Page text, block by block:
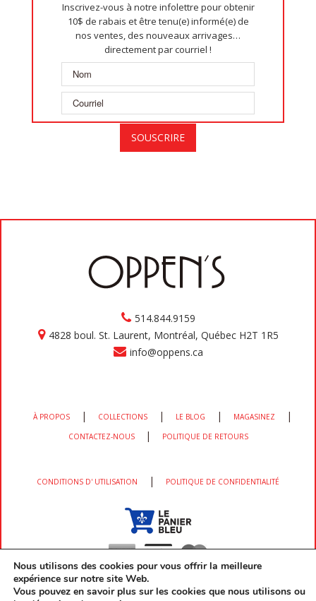
Inscrivez-vous à notre infolettre pour obtenir
10$ de rabais et être tenu(e) informé(e) de
nos ventes, des nouveaux arrivages…
directement par courriel !
514.844.9159
4828 boul. St. Laurent, Montréal, Québec H2T 1R5
info@oppens.ca
À PROPOS | COLLECTIONS | LE BLOG | MAGASINEZ |
CONTACTEZ-NOUS | POLITIQUE DE RETOURS
CONDITIONS D' UTILISATION | POLITIQUE DE CONFIDENTIALITÉ
Nous utilisons des cookies pour vous offrir la meilleure
expérience sur notre site Web.
Vous pouvez en savoir plus sur les cookies que nous utilisons ou